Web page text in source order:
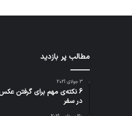
مطالب پر بازدید
3 جولای 2021
6 نکته‌ی مهم برای گرفتن
در سفر
شبکه
می‌تواند
سقوط